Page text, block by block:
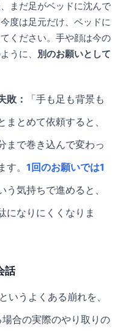
まだ足がベッドに沈んで
度は足元だけ、ベッドに
ください。手や顔は今の
うに、 別のお願いとして
敗：
「手も足も背景も
とめて依頼すると、
まで巻き込んで変わっ
。 1回のお願いでは1
う気持ちで進めると、
になりにくくなりま
話
いうよくある崩れを、
合の実際のやり取りの